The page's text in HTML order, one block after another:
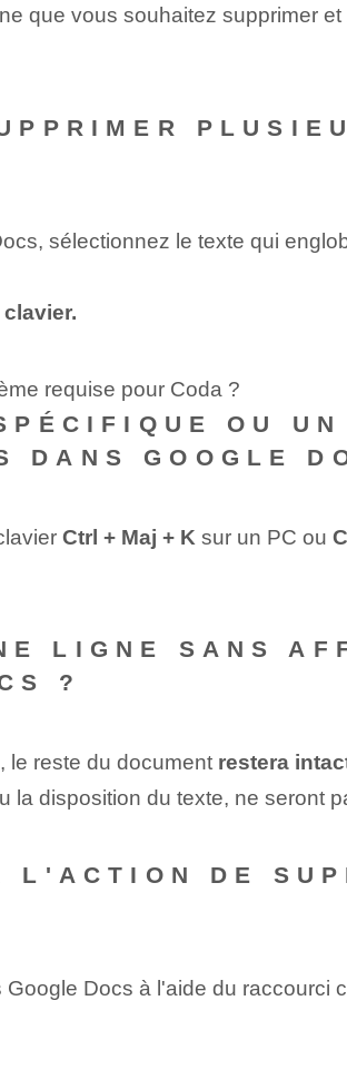
que vous souhaitez supprimer et
sélectionnez le texte qui
requise pour Coda ?
OU UN
DANS GOOGLE
Ctrl + Maj + K sur un PC ou
LIGNE SANS
?
le reste du document restera
la disposition du texte, ne seront
DE
Google Docs à l'aide du raccourci